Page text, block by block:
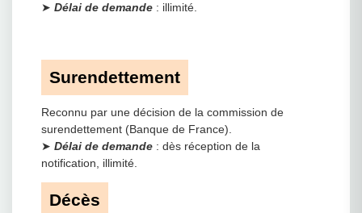
➤ Délai de demande : illimité.
Surendettement
Reconnu par une décision de la commission de
surendettement (Banque de France).
➤ Délai de demande : dès réception de la
notification, illimité.
Décès